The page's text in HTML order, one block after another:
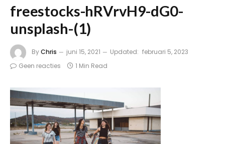
freestocks-hRVrvH9-dG0-
unsplash-(1)
ByChris juni 15, 2021 Updated: februari 5, 2023
Geen reacties
1 Min Read